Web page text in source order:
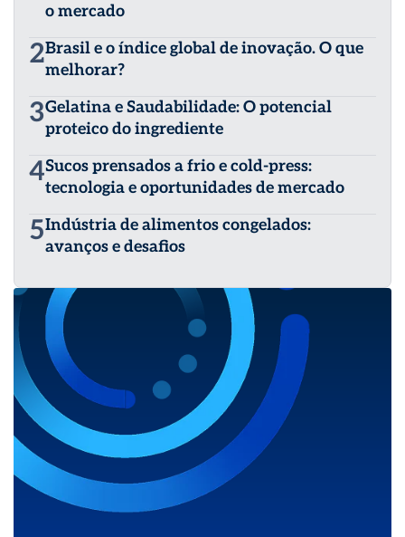
o mercado
2Brasil e o índice global de inovação. O que
melhorar?
3Gelatina e Saudabilidade: O potencial
proteico do ingrediente
4Sucos prensados a frio e cold-press:
tecnologia e oportunidades de mercado
5Indústria de alimentos congelados:
avanços e desafios